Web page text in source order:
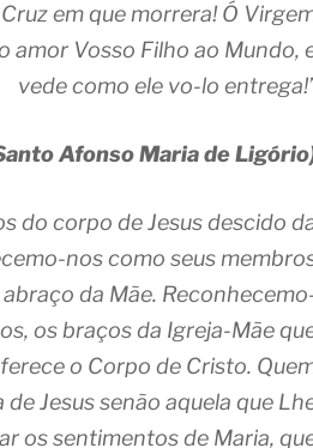
em que morrera! Ó
amor Vosso Filho ao Mundo,
vede como ele vo-lo
Afonso Maria de
do corpo de Jesus descido
nos como seus
da Mãe.
os braços da Igreja-Mãe
o Corpo de Cristo.
Jesus senão aquela que
os sentimentos de Maria,